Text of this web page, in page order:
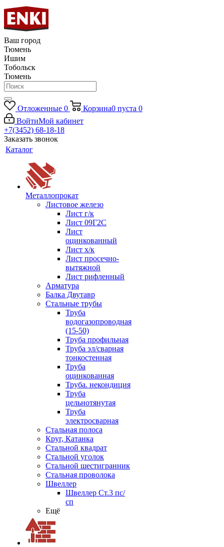
Ваш город
Тюмень
Ишим
Тобольск
Тюмень
Отложенные 0 Корзина0 пуста 0
ВойтиМой кабинет
+7(3452) 68-18-18
Заказать звонок
Каталог
Металлопрокат
Листовое железо
Лист г/к
Лист 09Г2С
Лист
оцинкованный
Лист х/к
Лист просечно-
вытяжной
Лист рифленный
Арматура
Балка Двутавр
Стальные трубы
Труба
водогазопроводная
(15-50)
Труба профильная
Труба эл/сварная
тонкостенная
Труба
оцинкованная
Труба. некондиция
Труба
цельнотянутая
Труба
электросварная
Стальная полоса
Круг, Катанка
Стальной квадрат
Стальной уголок
Стальной шестигранник
Стальная проволока
Швеллер
Швеллер Ст.3 пс/
сп
Ещё